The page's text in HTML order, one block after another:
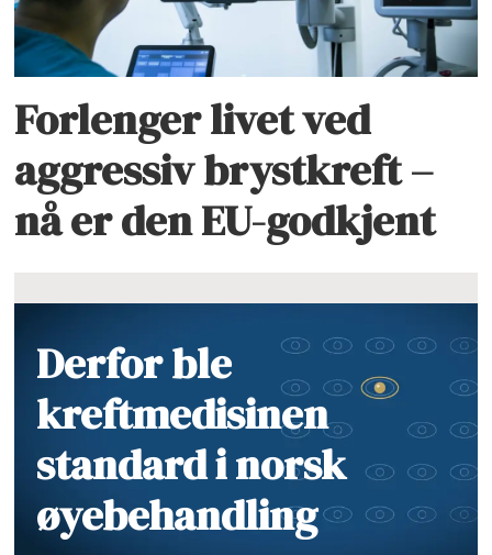
Forlenger livet ved
aggressiv brystkreft –
nå er den EU-godkjent
Derfor ble
kreftmedisinen
standard i norsk
øyebehandling